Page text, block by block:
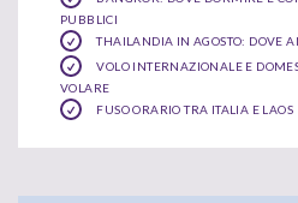
PUBBLICI
THAILANDIA IN AGOSTO: DOVE
VOLO INTERNAZIONALE E
VOLARE
FUSO ORARIO TRA ITALIA E LAOS